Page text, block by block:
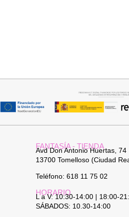
FANTASÍA - TIENDA
Avd Don Antonio Huertas, 74
13700 Tomelloso (Ciudad
Teléfono: 618 11 75 02
HORARIO
L a V: 10:30-14:00 | 18:00-
SÁBADOS: 10.30-14:00